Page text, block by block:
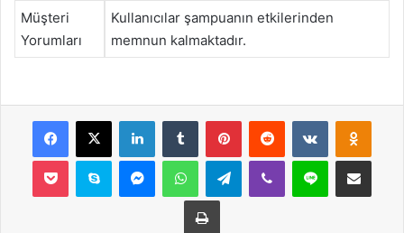
Müşteri
Yorumları
Kullanıcılar şampuanın etkilerinden
memnun kalmaktadır.
Facebook
X LinkedInTumblr PinterestReddit VKontakte
Pocket Skype MessengerWhatsAppTelegramViber Line E-Posta ile
Yazdır